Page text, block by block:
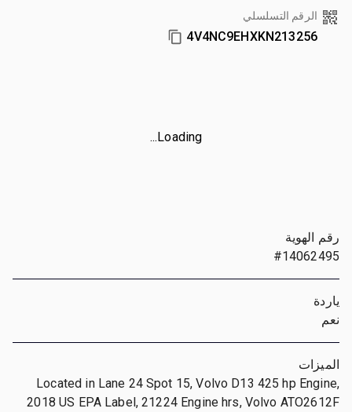
الرقم التسلسلي
4V4NC9EHXKN213256
Loading...
رقم الهوية
#14062495
ياردة
نعم
الميزات
Located in Lane 24 Spot 15, Volvo D13 425 hp Engine,
2018 US EPA Label, 21224 Engine hrs, Volvo ATO2612F